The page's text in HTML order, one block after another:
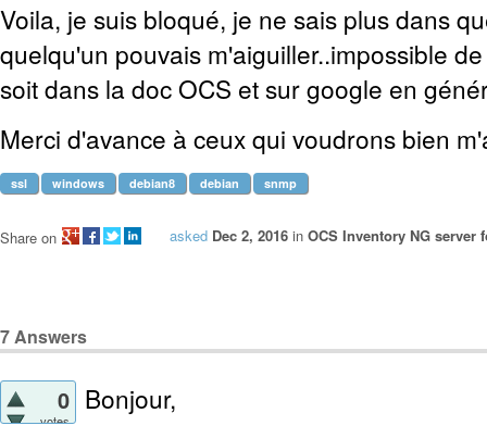
Voila, je suis bloqué, je ne sais plus dans
quelqu'un pouvais m'aiguiller..impossible
soit dans la doc OCS et sur google en
Merci d'avance à ceux qui voudrons bien
ssl windows debian8 debian snmp
asked Dec 2, 2016 in OCS Inventory NG server
Share on
7Answers
0
votes
Bonjour,